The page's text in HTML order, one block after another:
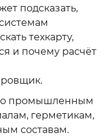
подсказать,
техкарту,
и почему расчёт
промышленным
герметикам,
составам.